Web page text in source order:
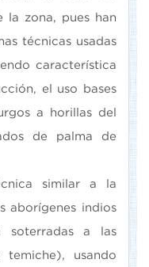
la zona, pues han
técnicas usadas
característica
el uso bases
a horillas del
de palma de
similar a la
aborígenes indios
soterradas a las
usando